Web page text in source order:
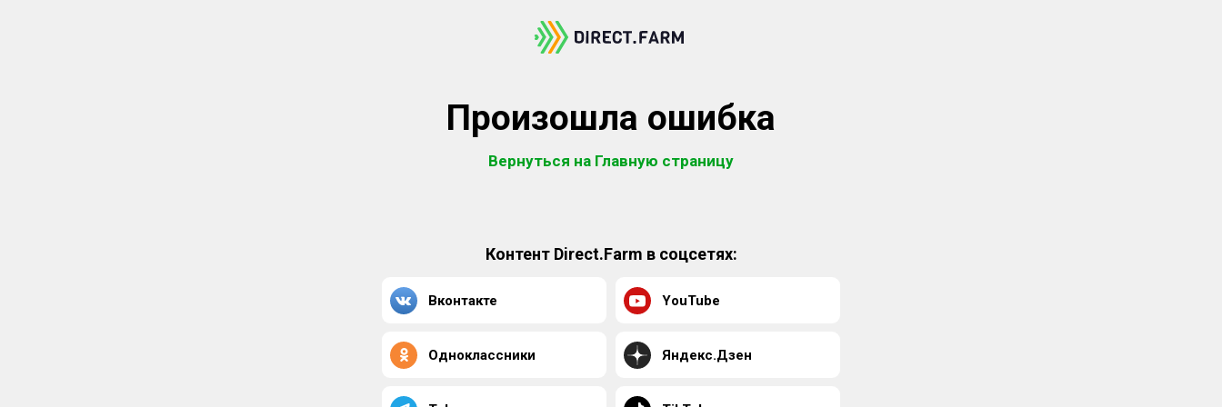
Произошла ошибка
Вернуться на Главную страницу
Контент Direct.Farm в соцсетях:
Вконтакте YouTube
Одноклассники Яндекс.Дзен